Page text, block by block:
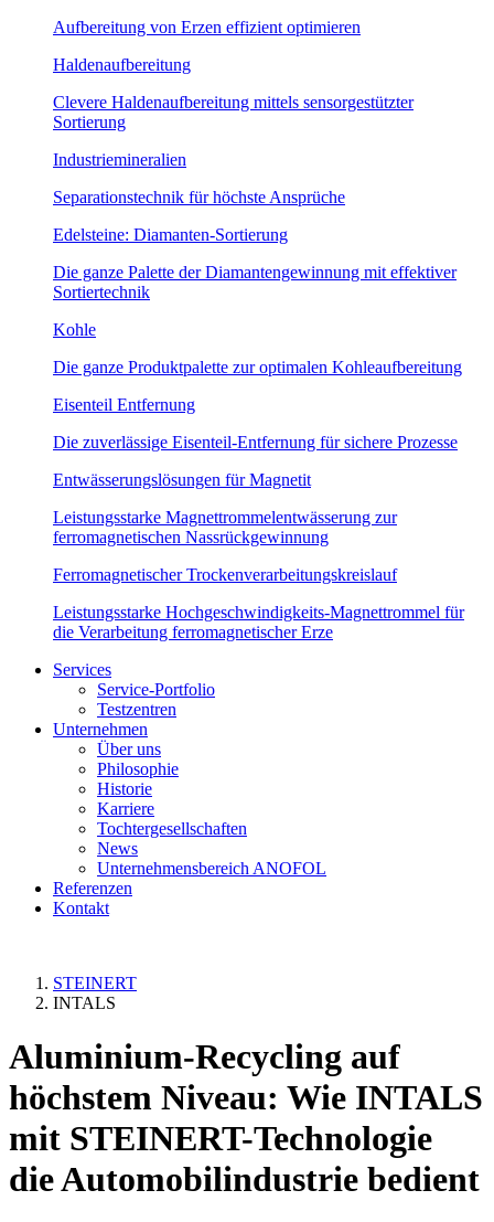
Aufbereitung von Erzen effizient optimieren
Haldenaufbereitung
Clevere Haldenaufbereitung mittels sensorgestützter
Sortierung
Industriemineralien
Separationstechnik für höchste Ansprüche
Edelsteine: Diamanten-Sortierung
Die ganze Palette der Diamantengewinnung mit effektiver
Sortiertechnik
Kohle
Die ganze Produktpalette zur optimalen Kohleaufbereitung
Eisenteil Entfernung
Die zuverlässige Eisenteil-Entfernung für sichere Prozesse
Entwässerungslösungen für Magnetit
Leistungsstarke Magnettrommelentwässerung zur
ferromagnetischen Nassrückgewinnung
Ferromagnetischer Trockenverarbeitungskreislauf
Leistungsstarke Hochgeschwindigkeits-Magnettrommel für
die Verarbeitung ferromagnetischer Erze
Services
Service-Portfolio
Testzentren
Unternehmen
Über uns
Philosophie
Historie
Karriere
Tochtergesellschaften
News
Unternehmensbereich ANOFOL
Referenzen
Kontakt
STEINERT
INTALS
Aluminium-Recycling auf
höchstem Niveau: Wie INTALS
mit STEINERT-Technologie
die Automobilindustrie bedient